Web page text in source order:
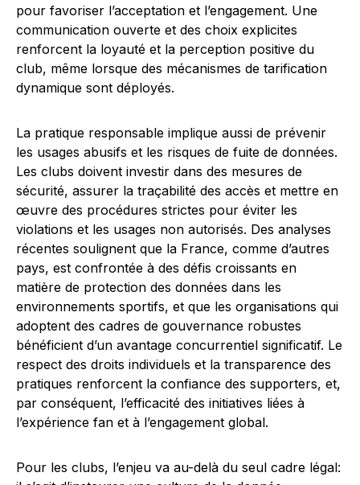
pour favoriser l’acceptation et l’engagement. Une
communication ouverte et des choix explicites
renforcent la loyauté et la perception positive du
club, même lorsque des mécanismes de tarification
dynamique sont déployés.
La pratique responsable implique aussi de prévenir
les usages abusifs et les risques de fuite de données.
Les clubs doivent investir dans des mesures de
sécurité, assurer la traçabilité des accès et mettre en
œuvre des procédures strictes pour éviter les
violations et les usages non autorisés. Des analyses
récentes soulignent que la France, comme d’autres
pays, est confrontée à des défis croissants en
matière de protection des données dans les
environnements sportifs, et que les organisations qui
adoptent des cadres de gouvernance robustes
bénéficient d’un avantage concurrentiel significatif. Le
respect des droits individuels et la transparence des
pratiques renforcent la confiance des supporters, et,
par conséquent, l’efficacité des initiatives liées à
l’expérience fan et à l’engagement global.
Pour les clubs, l’enjeu va au-delà du seul cadre légal: